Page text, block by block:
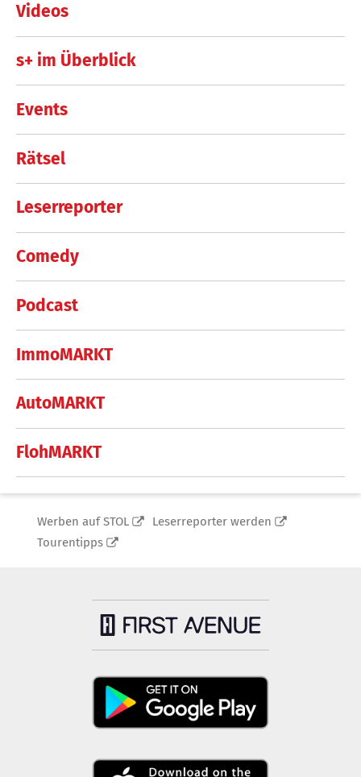
Videos
s+ im Überblick
Events
Rätsel
Leserreporter
Comedy
Podcast
ImmoMARKT
AutoMARKT
FlohMARKT
Werben auf STOL
Leserreporter werden
Tourentipps